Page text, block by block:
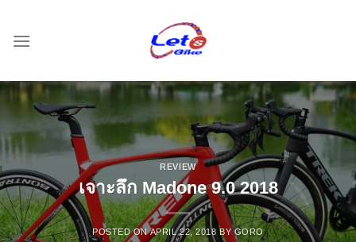
content
REVIEW
เจาะลึก Madone 9.0 2018
POSTED ONAPRIL 22, 2018 BYGORO